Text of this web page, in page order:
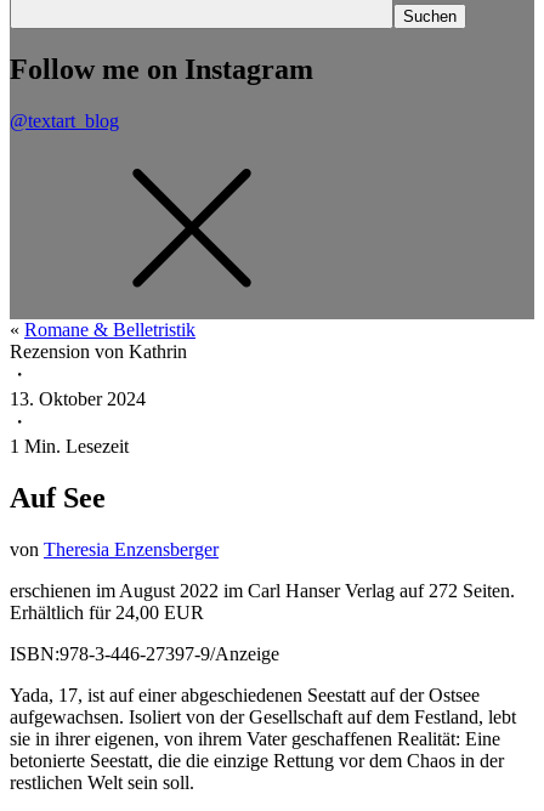
Follow me on Instagram
@textart_blog
« Romane & Belletristik
Rezension von Kathrin
・
13. Oktober 2024
・
1 Min. Lesezeit
Auf See
von Theresia Enzensberger
erschienen im August 2022 im Carl Hanser Verlag auf 272 Seiten.
Erhältlich für 24,00 EUR
ISBN:978-3-446-27397-9/Anzeige
Yada, 17, ist auf einer abgeschiedenen Seestatt auf der Ostsee
aufgewachsen. Isoliert von der Gesellschaft auf dem Festland, lebt
sie in ihrer eigenen, von ihrem Vater geschaffenen Realität: Eine
betonierte Seestatt, die die einzige Rettung vor dem Chaos in der
restlichen Welt sein soll.